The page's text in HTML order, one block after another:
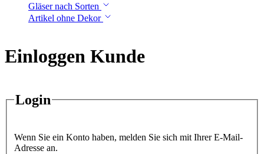
Gläser nach Sorten
Artikel ohne Dekor
Einloggen Kunde
Login
Wenn Sie ein Konto haben, melden Sie sich mit Ihrer E-Mail-
Adresse an.